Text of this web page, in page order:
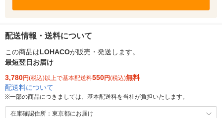
配送情報・送料について
この商品はLOHACOが販売・発送します。
最短翌日お届け
3,780円(税込)以上で基本配送料550円(税込)無料
配送料について
※一部の商品につきましては、基本配送料を当社が負担いたします。
在庫確認住所：東京都にお届け